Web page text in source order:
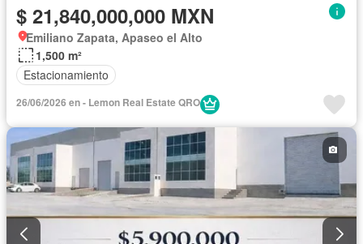
$ 21,840,000,000 MXN
Emiliano Zapata, Apaseo el Alto
1,500 m²
Estacionamiento
26/06/2026 en - Lemon Real Estate QRO